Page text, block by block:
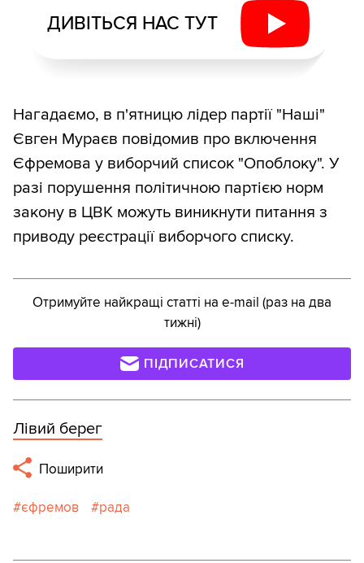
ДИВІТЬСЯ НАС ТУТ
Нагадаємо, в п'ятницю лідер партії "Наші"
Євген Мураєв повідомив про включення
Єфремова у виборчий список "Опоблоку". У
разі порушення політичною партією норм
закону в ЦВК можуть виникнути питання з
приводу реєстрації виборчого списку.
Отримуйте найкращі статті на e-mail (раз на два
тижні)
ПІДПИСАТИСЯ
Лівий берег
Поширити
єфремов рада